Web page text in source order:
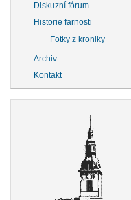
Diskuzní fórum
Historie farnosti
Fotky z kroniky
Archiv
Kontakt